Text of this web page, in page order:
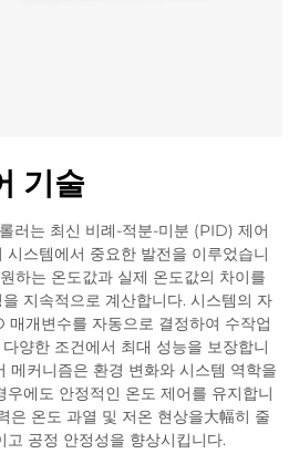
기술
러는 최신 비례-적분-미분 (PID) 제어
스템에서 중요한 발전을 이루었습니
하는 온도값과 실제 온도값의 차이를
지속적으로 계산합니다. 시스템의 자
매개변수를 자동으로 결정하여 수작업
양한 조건에서 최대 성능을 보장합니
메커니즘은 환경 변화와 시스템 역학을
에도 안정적인 온도 제어를 유지합니
은 온도 과열 및 저온 현상을大幅히 줄
공정 안정성을 향상시킵니다.